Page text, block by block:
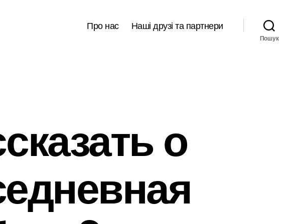
Про нас Наші друзі та партнери
Пошук
о